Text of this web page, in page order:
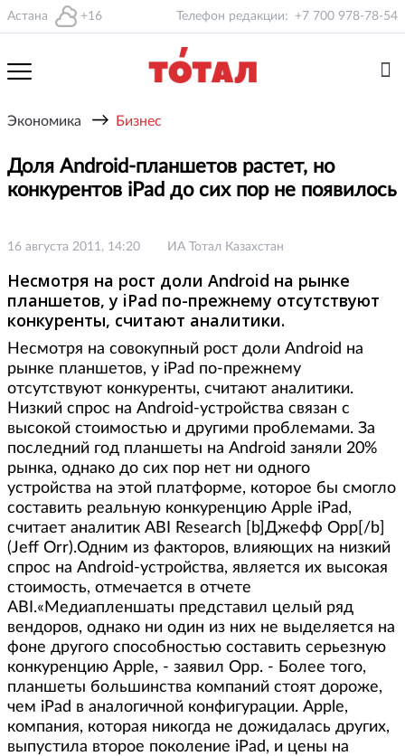
Астана +16 Телефон редакции: +7 700 978-78-54
Экономика → Бизнес
Доля Android-планшетов растет, но
конкурентов iPad до сих пор не появилось
16 августа 2011, 14:20 ИА Тотал Казахстан
Несмотря на рост доли Android на рынке
планшетов, у iPad по-прежнему отсутствуют
конкуренты, считают аналитики.
Несмотря на совокупный рост доли Android на
рынке планшетов, у iPad по-прежнему
отсутствуют конкуренты, считают аналитики.
Низкий спрос на Android-устройства связан с
высокой стоимостью и другими проблемами. За
последний год планшеты на Android заняли 20%
рынка, однако до сих пор нет ни одного
устройства на этой платформе, которое бы смогло
составить реальную конкуренцию Apple iPad,
считает аналитик ABI Research [b]Джефф Орр[/b]
(Jeff Orr).Одним из факторов, влияющих на низкий
спрос на Android-устройства, является их высокая
стоимость, отмечается в отчете
ABI.«Медиапленшаты представил целый ряд
вендоров, однако ни один из них не выделяется на
фоне другого способностью составить серьезную
конкуренцию Apple, - заявил Орр. - Более того,
планшеты большинства компаний стоят дороже,
чем iPad в аналогичной конфигурации. Apple,
компания, которая никогда не дожидалась других,
выпустила второе поколение iPad, и цены на